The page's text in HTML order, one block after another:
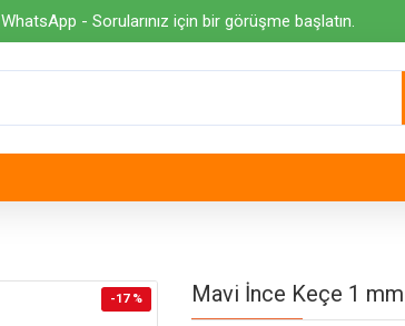
WhatsApp - Sorularınız için bir görüşme başlatın.
-17 % Mavi İnce Keçe 1